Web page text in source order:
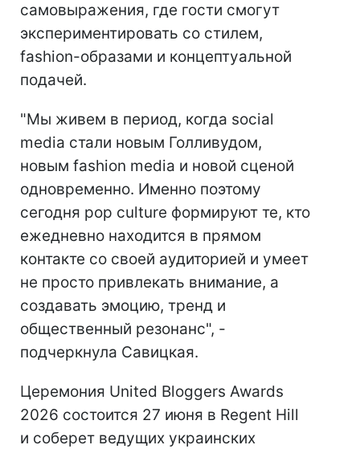
самовыражения, где гости смогут
экспериментировать со стилем,
fashion-образами и концептуальной
подачей.
"Мы живем в период, когда social
media стали новым Голливудом,
новым fashion media и новой сценой
одновременно. Именно поэтому
сегодня pop culture формируют те, кто
ежедневно находится в прямом
контакте со своей аудиторией и умеет
не просто привлекать внимание, а
создавать эмоцию, тренд и
общественный резонанс", -
подчеркнула Савицкая.
Церемония United Bloggers Awards
2026 состоится 27 июня в Regent Hill
и соберет ведущих украинских